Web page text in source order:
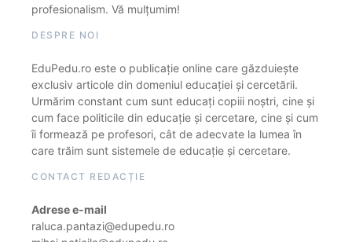
profesionalism. Vă mulțumim!
DESPRE NOI
EduPedu.ro este o publicație online care găzduiește
exclusiv articole din domeniul educației și cercetării.
Urmărim constant cum sunt educați copiii noștri, cine și
cum face politicile din educație și cercetare, cine și cum
îi formează pe profesori, cât de adecvate la lumea în
care trăim sunt sistemele de educație și cercetare.
CONTACT REDACȚIE
Adrese e-mail
raluca.pantazi@edupedu.ro